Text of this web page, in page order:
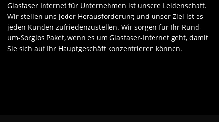
Glasfaser Internet für Unternehmen ist unsere Leidenschaft.
Wir stellen uns jeder Herausforderung und unser Ziel ist es
jeden Kunden zufriedenzustellen. Wir sorgen für Ihr Rund-
um-Sorglos Paket, wenn es um Glasfaser-Internet geht, damit
Sie sich auf Ihr Hauptgeschäft konzentrieren können.